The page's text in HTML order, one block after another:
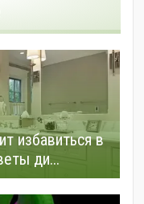
избавиться в
ди...